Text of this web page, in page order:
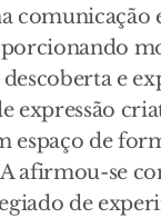
comunicação
e
expressão
espaço de
afirmou-se
de